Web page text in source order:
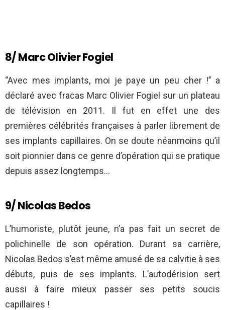
8/ Marc Olivier Fogiel
‘’Avec mes implants, moi je paye un peu cher !’’ a
déclaré avec fracas Marc Olivier Fogiel sur un plateau
de télévision en 2011. Il fut en effet une des
premières célébrités françaises à parler librement de
ses implants capillaires. On se doute néanmoins qu’il
soit pionnier dans ce genre d’opération qui se pratique
depuis assez longtemps…
9/ Nicolas Bedos
L’humoriste, plutôt jeune, n’a pas fait un secret de
polichinelle de son opération. Durant sa carrière,
Nicolas Bedos s’est même amusé de sa calvitie à ses
débuts, puis de ses implants. L’autodérision sert
aussi à faire mieux passer ses petits soucis
capillaires !